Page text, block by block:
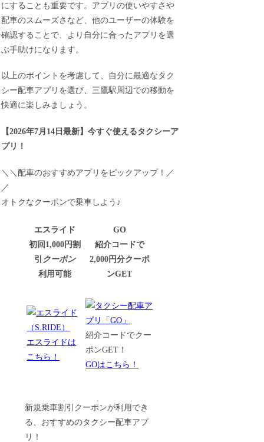
にすることも重要です。アプリの使いやすさや
配車のスムーズさなど、他のユーザーの体験を
確認することで、より自分に合ったアプリを選
ぶ手助けになります。
以上のポイントを考慮して、自分に最適なタク
シー配車アプリを選び、三鷹駅周辺での移動を
快適に楽しみましょう。
【2026年7月14日最新 】今すぐ使えるタクシーア
プリ！
＼＼配車のおすすめアプリをピックアップ！／
／
オトクなクーポンで乗車しよう♪
エスライド
初回1,000円割
引 クーポン
利用可能
GO
紹介コードで
2,000円分クーポ
ンGET
エスライドは
こちら！
紹介コードでクー
ポンGET！
GOはこちら！
新規乗車割引クーポンが利用でき
る、おすすめのタクシー配車アプ
リ！